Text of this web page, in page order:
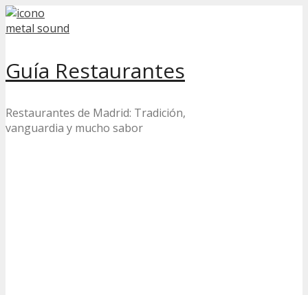
Skip
to
Guía Restaurantes
Restaurantes de Madrid: Tradición,
vanguardia y mucho sabor